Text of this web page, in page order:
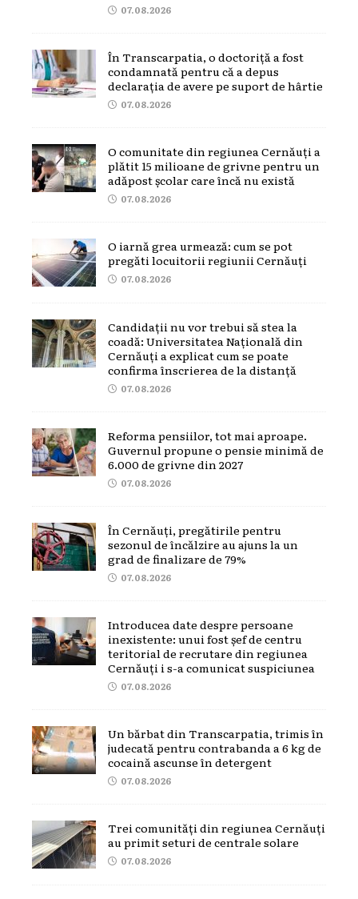
07.08.2026
În Transcarpatia, o doctoriță a fost
condamnată pentru că a depus
declarația de avere pe suport de hârtie
07.08.2026
O comunitate din regiunea Cernăuți a
plătit 15 milioane de grivne pentru un
adăpost școlar care încă nu există
07.08.2026
O iarnă grea urmează: cum se pot
pregăti locuitorii regiunii Cernăuți
07.08.2026
Candidații nu vor trebui să stea la
coadă: Universitatea Națională din
Cernăuți a explicat cum se poate
confirma înscrierea de la distanță
07.08.2026
Reforma pensiilor, tot mai aproape.
Guvernul propune o pensie minimă de
6.000 de grivne din 2027
07.08.2026
În Cernăuți, pregătirile pentru
sezonul de încălzire au ajuns la un
grad de finalizare de 79%
07.08.2026
Introducea date despre persoane
inexistente: unui fost șef de centru
teritorial de recrutare din regiunea
Cernăuți i s-a comunicat suspiciunea
07.08.2026
Un bărbat din Transcarpatia, trimis în
judecată pentru contrabanda a 6 kg de
cocaină ascunse în detergent
07.08.2026
Trei comunități din regiunea Cernăuți
au primit seturi de centrale solare
07.08.2026